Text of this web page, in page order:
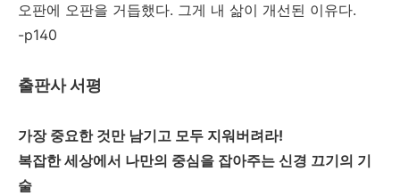
오판에 오판을 거듭했다. 그게 내 삶이 개선된 이유다.
-p140
출판사 서평
가장 중요한 것만 남기고 모두 지워버려라!
복잡한 세상에서 나만의 중심을 잡아주는 신경 끄기의 기
술